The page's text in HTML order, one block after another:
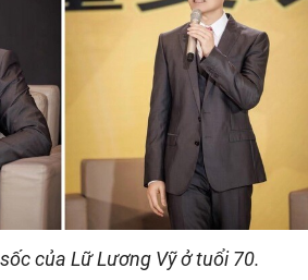
của Lữ Lương Vỹ ở tuổi 70.